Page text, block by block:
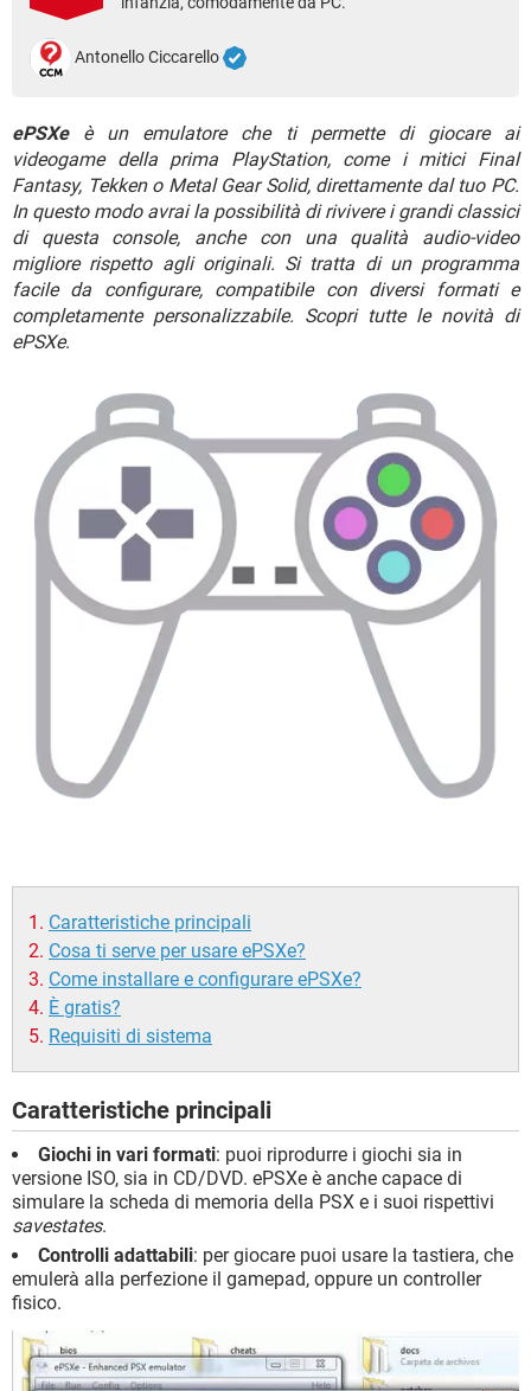
TIKTOK FACEBOOK
HARDWARE
Antonello Ciccarello
ePSXeè un emulatore che ti permette di giocare ai
videogame della prima PlayStation, come i mitici Final
Fantasy, Tekken o Metal Gear Solid, direttamente dal tuo PC.
In questo modo avrai la possibilità di rivivere i grandi classici
di questa console, anche con una qualità audio-video
migliore rispetto agli originali. Si tratta di un programma
facile da configurare, compatibile con diversi formati e
completamente personalizzabile. Scopri tutte le novità di
ePSXe.
Caratteristiche principali
Cosa ti serve per usare ePSXe?
Come installare e configurare ePSXe?
È gratis?
Requisiti di sistema
Caratteristiche principali
Giochi in vari formati: puoi riprodurre i giochi sia in
versione ISO, sia in CD/DVD. ePSXe è anche capace di
simulare la scheda di memoria della PSX e i suoi rispettivi
savestates.
Controlli adattabili: per giocare puoi usare la tastiera, che
emulerà alla perfezione il gamepad, oppure un controller
fisico.